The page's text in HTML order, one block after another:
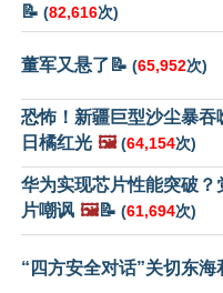
📝 (82,616次)
董军又悬了📝 (65,952次)
恐怖！新疆巨型沙尘暴吞
日橘红光 🖼️ (64,154次)
华为实现芯片性能突破？
片嘲讽 🖼️📝 (61,694次)
“四方安全对话”关切东